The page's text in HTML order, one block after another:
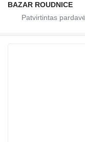
BAZAR ROUDNICE